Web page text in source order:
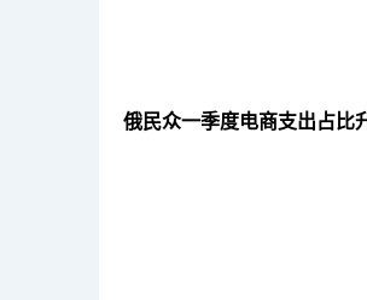
俄民众一季度电商支出占比